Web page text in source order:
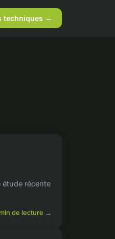
techniques →
étude récente
de lecture →